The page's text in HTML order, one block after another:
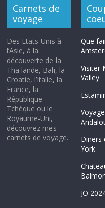
Carnets de
voyage
Des Etats-Unis à
l’Asie, à la
découverte de la
Thaïlande, Bali, la
Croatie, l’Italie, la
France, la
République
Tchèque ou le
Royaume-Uni,
découvrez mes
carnets de voyage.
Que
Visiter
Valley
Diners
York
JO